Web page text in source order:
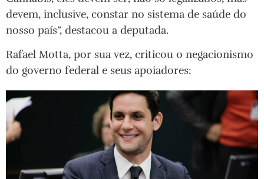
devem, inclusive, constar no sistema de saúde do
nosso país”, destacou a deputada.
Rafael Motta, por sua vez, criticou o negacionismo
do governo federal e seus apoiadores: